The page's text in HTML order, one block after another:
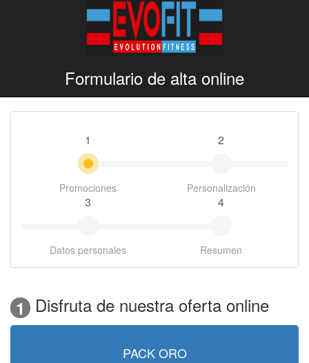
Formulario de alta online
1
Promociones
2
Personalización
3
Datos personales
4
Resumen
1 Disfruta de nuestra oferta online
PACK ORO